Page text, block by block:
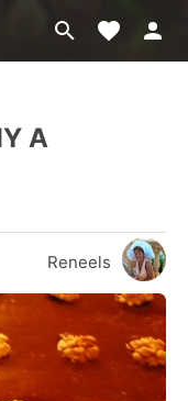
Přejít
na
Moje
A
Reneels